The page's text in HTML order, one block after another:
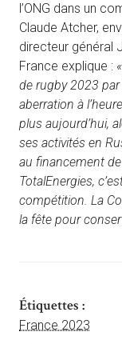
l’ONG dans un
Claude Atcher,
directeur général
France explique :
de rugby 2023
aberration à
plus aujourd’hui,
ses activités en
au financement
TotalEnergies,
compétition. La
la fête pour
Étiquettes :
France 2023